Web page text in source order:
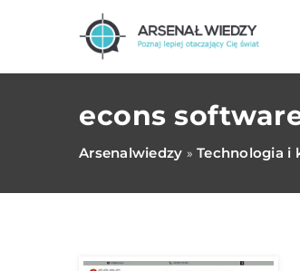
econs
Arsenalwiedzy » Technologia i